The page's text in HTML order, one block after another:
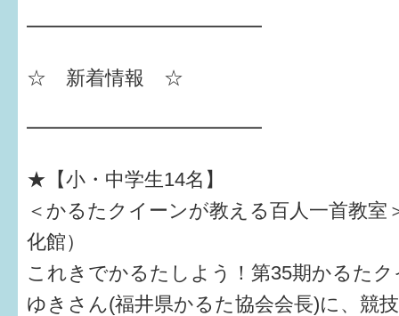
━━━━━━━━━━━━
☆ 新着情報 ☆
━━━━━━━━━━━━
★【小・中学生14名】
＜かるたクイーンが教える百人一首教室
化館）
これきでかるたしよう！第35期かるた
ゆきさん(福井県かるた協会会長)に、競
病気・けが 基本情報
パパもママも子育て
ワンポイント英会話
ソーシャルメディア